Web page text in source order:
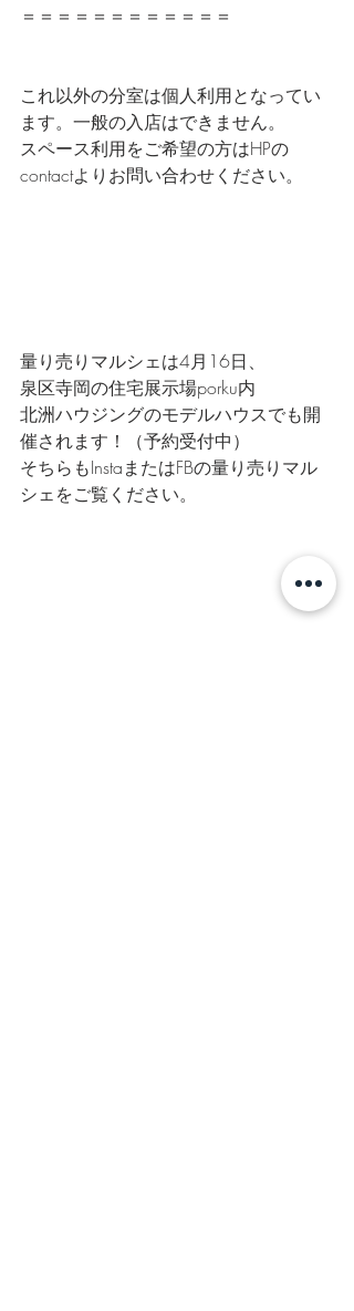
＝＝＝＝＝＝＝＝＝＝＝＝
これ以外の分室は個人利用となってい
ます。一般の入店はできません。
スペース利用をご希望の方はHPの
contactよりお問い合わせください。
量り売りマルシェは4月16日、
泉区寺岡の住宅展示場porku内
北洲ハウジングのモデルハウスでも開
催されます！（予約受付中）
そちらもInstaまたはFBの量り売りマル
シェをご覧ください。